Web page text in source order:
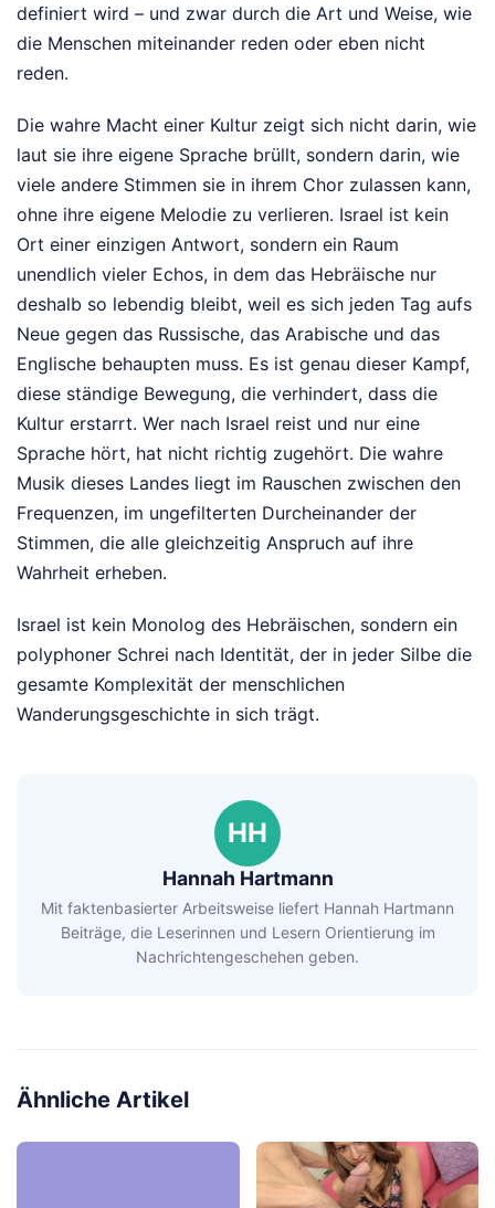
definiert wird – und zwar durch die Art und Weise, wie
die Menschen miteinander reden oder eben nicht
reden.
Die wahre Macht einer Kultur zeigt sich nicht darin, wie
laut sie ihre eigene Sprache brüllt, sondern darin, wie
viele andere Stimmen sie in ihrem Chor zulassen kann,
ohne ihre eigene Melodie zu verlieren. Israel ist kein
Ort einer einzigen Antwort, sondern ein Raum
unendlich vieler Echos, in dem das Hebräische nur
deshalb so lebendig bleibt, weil es sich jeden Tag aufs
Neue gegen das Russische, das Arabische und das
Englische behaupten muss. Es ist genau dieser Kampf,
diese ständige Bewegung, die verhindert, dass die
Kultur erstarrt. Wer nach Israel reist und nur eine
Sprache hört, hat nicht richtig zugehört. Die wahre
Musik dieses Landes liegt im Rauschen zwischen den
Frequenzen, im ungefilterten Durcheinander der
Stimmen, die alle gleichzeitig Anspruch auf ihre
Wahrheit erheben.
Israel ist kein Monolog des Hebräischen, sondern ein
polyphoner Schrei nach Identität, der in jeder Silbe die
gesamte Komplexität der menschlichen
Wanderungsgeschichte in sich trägt.
HH
Hannah Hartmann
Mit faktenbasierter Arbeitsweise liefert Hannah Hartmann
Beiträge, die Leserinnen und Lesern Orientierung im
Nachrichtengeschehen geben.
Ähnliche Artikel